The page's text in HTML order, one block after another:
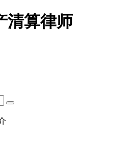
清算律师